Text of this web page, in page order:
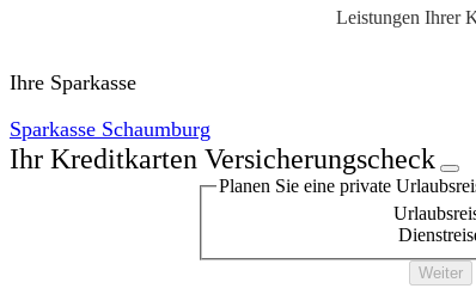
Leistungen Ihrer
Ihre Sparkasse
Sparkasse Schaumburg
Ihr Kreditkarten Versicherungscheck
Planen Sie eine
Weiter